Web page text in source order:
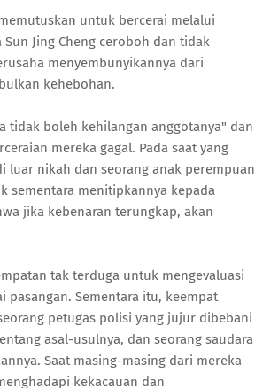
untuk bercerai melalui
Jing Cheng ceroboh dan tidak
menyembunyikannya dari
kehebohan.
tidak boleh kehilangan anggotanya" dan
mereka gagal. Pada saat yang
luar nikah dan seorang anak perempuan
sementara menitipkannya kepada
jika kebenaran terungkap, akan
tak terduga untuk mengevaluasi
Sementara itu, keempat
petugas polisi yang jujur ​​dibebani
asal-usulnya, dan seorang saudara
Saat masing-masing dari mereka
kekacauan dan